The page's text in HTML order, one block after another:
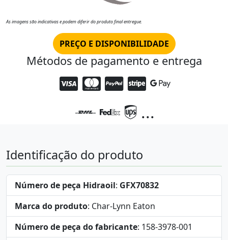
As imagens são indicativas e podem diferir do produto final entregue.
PREÇO E DISPONIBILIDADE
Métodos de pagamento e entrega
...
Identificação do produto
Número de peça Hidraoil: GFX70832
Marca do produto: Char-Lynn Eaton
Número de peça do fabricante: 158-3978-001